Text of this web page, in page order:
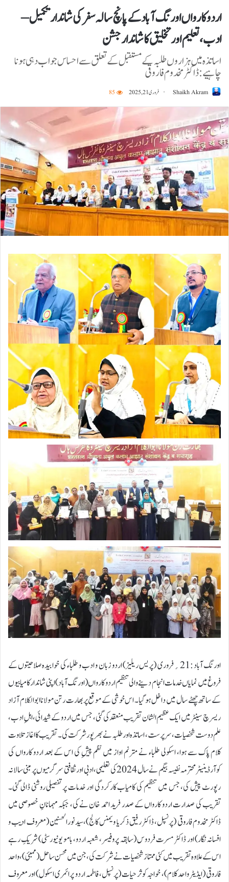
اردو کارواں اورنگ آباد کے پانچ سالہ سفر کی شاندار تکمیل –
ادب، تعلیم اور تخلیق کا شاندار جشن
اساتذہ میں ہزاروں طلبہ کے مستقبل کے تعلق سے احساس جواب دہی ہونا
چاہیے:ڈاکٹر مخدوم فاروقی
Shaikh Akram فروری 21, 2025 85
اورنگ آباد :21؍فروری (پریس ریلیز) اردو زبان و ادب و طلباء کی خوابیدہ صلاحیتوں کے
فروغ میں نمایاں خدمات انجام دینے والی تنظیم اردو کارواں (اورنگ آباد)اپنی شاندار کامیابیوں
کے ساتھ چھٹے سال میں داخل ہو گیا۔ اس خوشی کے موقع پر بھارت رتن مولانا ابوالکلام آزاد
ریسرچ سینٹر میں ایک عظیم الشان تقریب منعقد کی گئی، جس میں اردو کے شیدائی، اہلِ ادب،
علم دوست شخصیات، سرپرست، اساتذہ اور طلبہ نے بھرپور شرکت کی۔ تقریب کا اغاز تلاوت
کلام پاک سے ہوا، اسکولی طلباء نے مترنم اواز میں نظم پیشِ کی اس کے بعد اردو کارواں کی
کوآرڈینیٹر محترمہ نفیسہ بیگم نے سال 2024 کی تعلیمی، ادبی اور ثقافتی سرگرمیوں پر مبنی سالانہ
رپورٹ پیش کی، جس میں تنظیم کی کامیاب کارکردگی اور خدمات پر تفصیلی روشنی ڈالی گئی۔
تقریب کی صدارت اردو کارواں کے صدر فرید احمد خان نے کی، جبکہ مہمانانِ خصوصی میں
ڈاکٹر مخدوم فاروقی (پرنسپل، ڈاکٹر رفیق ذکریا ویمنس کالج)،سید نورالحسنین (معروف ادیب و
افسانہ نگار) اور ڈاکٹر مسرت فردوس (سابقہ پروفیسر، شعبہ اردو، بامو یونیورسٹی) شریکِ رہے
اس کے علاوہ تقریب میں کئی ممتاز شخصیات نے شرکت کی، جن میں محسن ساحل (ممبئی)، واحد
فاروقی (ایڈیٹر واحد کلام)، خواجہ کوثر حیات (پرنسپل، فاطمہ اردو پرائمری اسکول) اور معروف